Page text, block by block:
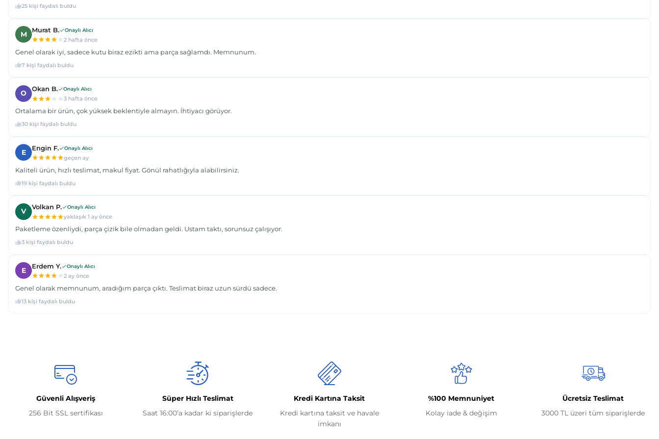
Güvenli Alışveriş
256 Bit SSL sertifikası
Süper Hızlı Teslimat
Saat 16:00’a kadar ki siparişlerde
Kredi Kartına Taksit
Kredi kartına taksit ve havale
imkanı
%100 Memnuniyet
Kolay iade & değişim
Ücretsiz Teslimat
3000 TL üzeri tüm siparişlerde